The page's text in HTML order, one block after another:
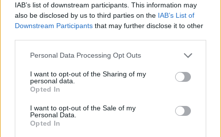
IAB’s list of downstream participants. This information may
also be disclosed by us to third parties on the IAB’s List of
Downstream Participants that may further disclose it to other
Personal Data Processing Opt Outs
I want to opt-out of the Sharing of my
personal data.
Opted In
I want to opt-out of the Sale of my
Personal Data.
Opted In
Fare giornalismo vuol dire raccontare i fatti, avere il
coraggio di interpretarli, a volte anche cercare nel
passato le radici di ciò che viviamo. È quello che provo a
LEGGI ANCHE
AMBIENTE “Giù le mani dal lupo”, per il Wwf gli
PIÙ INFORMAZIONI SU